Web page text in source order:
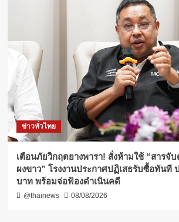
ข่าวทั่วไทย
เตือนภัยวิกฤตยางพารา! สั่งห้ามใช้ “สารจั
ผงขาว” โรงงานประกาศปฏิเสธรับซื้อทันที
บาท พร้อมจ่อฟ้องดำเนินคดี
@thainews 08/08/2026